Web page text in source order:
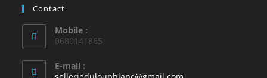
Contact
Mobile :
0680141865
E-mail :